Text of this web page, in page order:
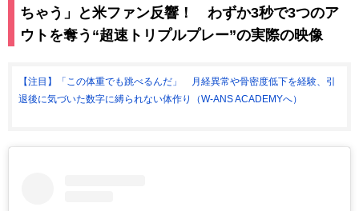
ちゃう」と米ファン反響！ わずか3秒で3つのア
ウトを奪う“超速トリプルプレー”の実際の映像
【注目】「この体重でも跳べるんだ」 月経異常や骨密度低下を経験、引
退後に気づいた数字に縛られない体作り（W-ANS ACADEMYへ）